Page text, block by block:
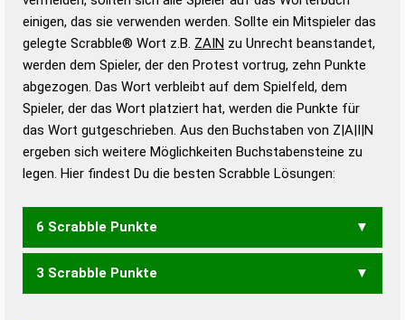
bestimmen!
zugelassene Turnier Scrabble-
Wörterbücher sind:
Duden – Standardwerk in 12 Bänden
Duden – Richtiges und gutes
Deutsch
Duden – Die deutsche Grammatik
Duden – Deutsches
Universalwörterbuch
einigen, das sie verwenden werden. Sollte ein Mitspieler das
gelegte Scrabble® Wort z.B. ZAIN zu Unrecht beanstandet,
werden dem Spieler, der den Protest vortrug, zehn Punkte
abgezogen. Das Wort verbleibt auf dem Spielfeld, dem
Spieler, der das Wort platziert hat, werden die Punkte für
das Wort gutgeschrieben. Aus den Buchstaben von Z|A|I|N
ergeben sich weitere Möglichkeiten Buchstabensteine zu
legen. Hier findest Du die besten Scrabble Lösungen:
6 Scrabble Punkte
NAZI
3 Scrabble Punkte